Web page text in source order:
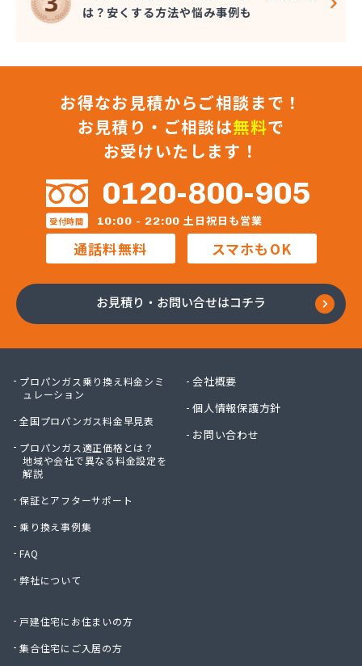
株式会社スマイルガステクノロジー
株式会社バンノ
株式会社フジプロ
株式会社フジプロ刈谷営業所
株式会社ホームガス東海
株式会社ホームガス東海 楽田ショップ
株式会社マルエイ名古屋支店
株式会社マルコー
株式会社マルハチ
株式会社マルマン
株式会社ヤマアキ
株式会社よしや商店
株式会社リピックス
株式会社リピックス 春日井センター
株式会社一プロ
株式会社稲藤商店
株式会社稲葉エネクス
株式会社宇佐美プロパン
株式会社下林
株式会社桑原商事
株式会社元久商店
株式会社古田商店
は？安くする方法や悩み事例も
お得なお見積からご相談まで！
お見積り・ご相談は無料で
お受けいたします！
0120-800-905
受付時間 10:00 - 22:00 土日祝日も営業
通話料無料 スマホもOK
お見積り・お問い合せはコチラ
プロパンガス乗り換え料金シミ
ュレーション
全国プロパンガス料金早見表
プロパンガス適正価格とは？
地域や会社で異なる料金設定を
解説
保証とアフターサポート
乗り換え事例集
FAQ
弊社について
戸建住宅にお住まいの方
集合住宅にご入居の方
会社概要
個人情報保護方針
お問い合わせ